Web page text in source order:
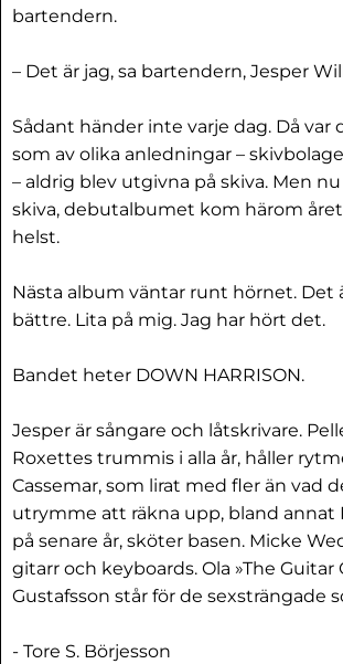
bartendern.
– Det är jag, sa bartendern, Jesper
Sådant händer inte varje dag. Då var
som av olika anledningar –
– aldrig blev utgivna på skiva. Men nu
skiva, debutalbumet kom härom
helst.
Nästa album väntar runt hörnet. Det
bättre. Lita på mig. Jag har hört det.
Bandet heter DOWN HARRISON.
Jesper är sångare och låtskrivare.
Roxettes trummis i alla år, håller
Cassemar, som lirat med fler än vad
utrymme att räkna upp, bland annat
på senare år, sköter basen. Micke
gitarr och keyboards. Ola »The Guitar
Gustafsson står för de sexsträngade
- Tore S. Börjesson